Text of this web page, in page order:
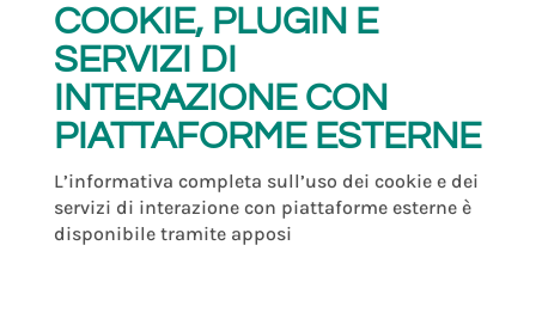
COOKIE, PLUGIN E
SERVIZI DI
INTERAZIONE CON
PIATTAFORME ESTERNE
L’informativa completa sull’uso dei cookie e dei
servizi di interazione con piattaforme esterne è
disponibile tramite apposi